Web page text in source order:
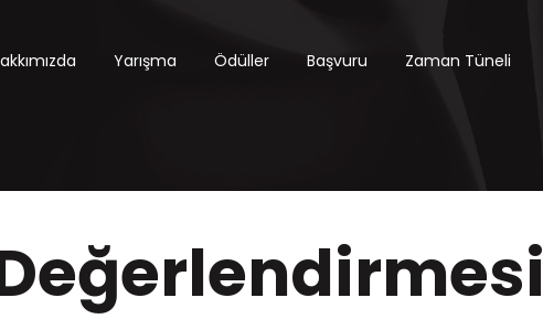
Yarışma Ödüller Başvuru Zaman Tüneli